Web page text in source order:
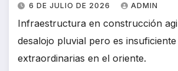
6 DE JULIO DE 2026 ADMIN
Infraestructura en construcción
desalojo pluvial pero es
extraordinarias en el oriente.